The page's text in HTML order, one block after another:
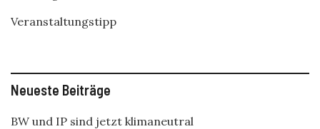
Veranstaltungstipp
Neueste Beiträge
BW und IP sind jetzt klimaneutral